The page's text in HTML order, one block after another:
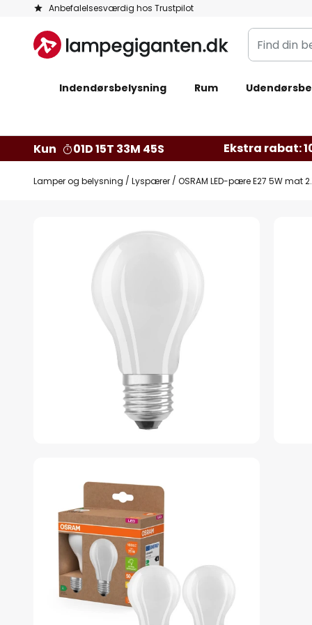
Anbefalelsesværdig hos Trustpilot
Skip
Content
Find
din
Indendørsbelysning Rum
Kun 01D 15T 33M 44S Ekstra rabat:
Lamper og belysning Lyspærer OSRAM LED-pære E27 5W mat
billedgalleriet